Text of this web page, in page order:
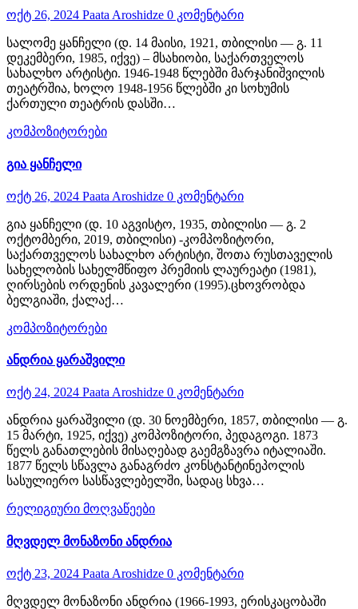
ოქტ 26, 2024 Paata Aroshidze 0 კომენტარი
სალომე ყანჩელი (დ. 14 მაისი, 1921, თბილისი — გ. 11
დეკემბერი, 1985, იქვე) – მსახიობი, საქართველოს
სახალხო არტისტი. 1946-1948 წლებში მარჯანიშვილის
თეატრშია, ხოლო 1948-1956 წლებში კი სოხუმის
ქართული თეატრის დასში…
კომპოზიტორები
გია ყანჩელი
ოქტ 26, 2024 Paata Aroshidze 0 კომენტარი
გია ყანჩელი (დ. 10 აგვისტო, 1935, თბილისი — გ. 2
ოქტომბერი, 2019, თბილისი) -კომპოზიტორი,
საქართველოს სახალხო არტისტი, შოთა რუსთაველის
სახელობის სახელმწიფო პრემიის ლაურეატი (1981),
ღირსების ორდენის კავალერი (1995).ცხოვრობდა
ბელგიაში, ქალაქ…
კომპოზიტორები
ანდრია ყარაშვილი
ოქტ 24, 2024 Paata Aroshidze 0 კომენტარი
ანდრია ყარაშვილი (დ. 30 ნოემბერი, 1857, თბილისი — გ.
15 მარტი, 1925, იქვე) კომპოზიტორი, პედაგოგი. 1873
წელს განათლების მისაღებად გაემგზავრა იტალიაში.
1877 წელს სწავლა განაგრძო კონსტანტინეპოლის
სასულიერო სასწავლებელში, სადაც სხვა…
რელიგიური მოღვაწეები
მღვდელ მონაზონი ანდრია
ოქტ 23, 2024 Paata Aroshidze 0 კომენტარი
მღვდელ მონაზონი ანდრია (1966-1993, ერისკაცობაში